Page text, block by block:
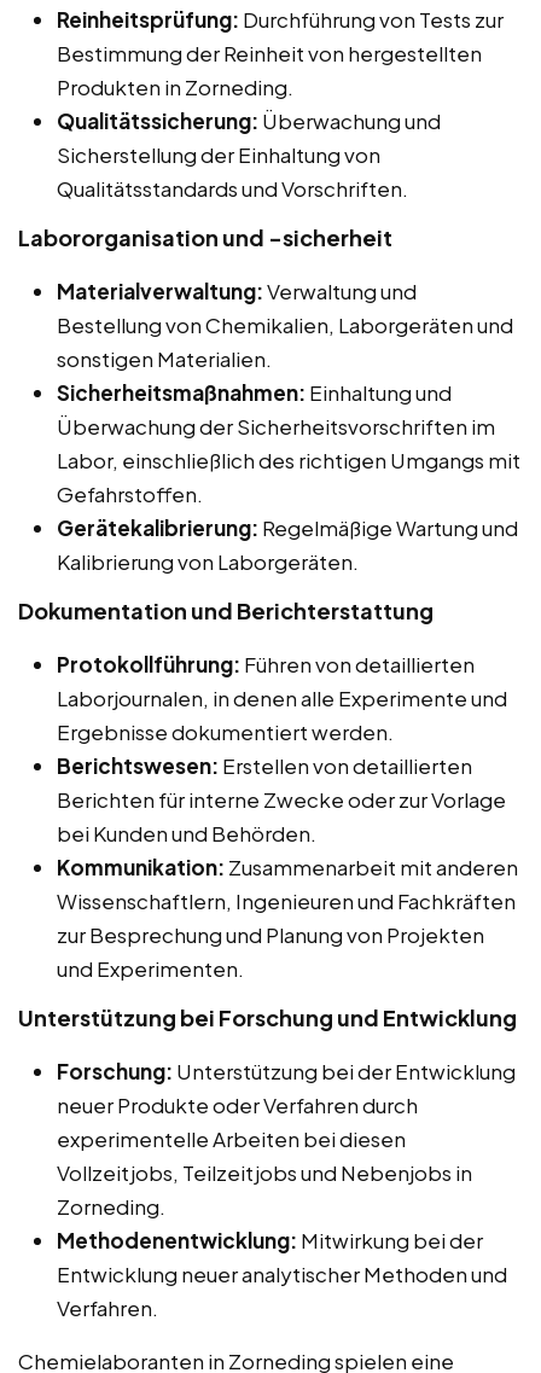
Reinheitsprüfung: Durchführung von Tests zur
Bestimmung der Reinheit von hergestellten
Produkten in Zorneding.
Qualitätssicherung: Überwachung und
Sicherstellung der Einhaltung von
Qualitätsstandards und Vorschriften.
Labororganisation und -sicherheit
Materialverwaltung:Verwaltung und
Bestellung von Chemikalien, Laborgeräten und
sonstigen Materialien.
Sicherheitsmaßnahmen: Einhaltung und
Überwachung der Sicherheitsvorschriften im
Labor, einschließlich des richtigen Umgangs mit
Gefahrstoffen.
Gerätekalibrierung: Regelmäßige Wartung und
Kalibrierung von Laborgeräten.
Dokumentation und Berichterstattung
Protokollführung: Führen von detaillierten
Laborjournalen, in denen alle Experimente und
Ergebnisse dokumentiert werden.
Berichtswesen: Erstellen von detaillierten
Berichten für interne Zwecke oder zur Vorlage
bei Kunden und Behörden.
Kommunikation: Zusammenarbeit mit anderen
Wissenschaftlern, Ingenieuren und Fachkräften
zur Besprechung und Planung von Projekten
und Experimenten.
Unterstützung bei Forschung und Entwicklung
Forschung: Unterstützung bei der Entwicklung
neuer Produkte oder Verfahren durch
experimentelle Arbeiten bei diesen
Vollzeitjobs, Teilzeitjobs und Nebenjobs in
Zorneding.
Methodenentwicklung: Mitwirkung bei der
Entwicklung neuer analytischer Methoden und
Verfahren.
Chemielaboranten in Zorneding spielen eine